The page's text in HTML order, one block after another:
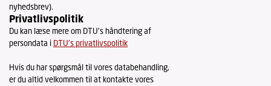
nyhedsbrev).
Privatlivspolitik
Du kan læse mere om DTU's håndtering af
persondata i DTU's privatlivspolitik
Hvis du har spørgsmål til vores databehandling,
er du altid velkommen til at kontakte vores